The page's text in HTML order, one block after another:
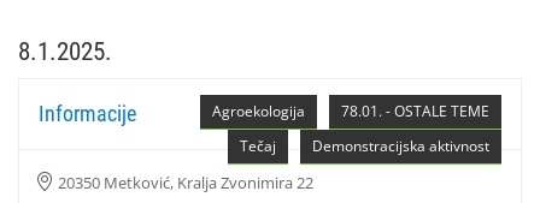
8.1.2025.
78.01. - OSTALE TEME
Agroekologija
Demonstracijska aktivnost
Tečaj
Informacije
20350 Metković, Kralja Zvonimira 22